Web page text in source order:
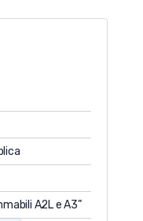
A2L e A3”